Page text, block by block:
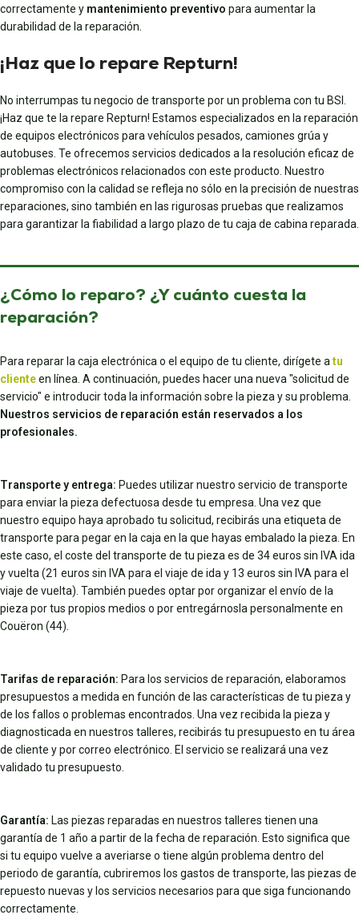
correctamente y mantenimiento preventivo para aumentar la
durabilidad de la reparación.
¡Haz que lo repare Repturn!
No interrumpas tu negocio de transporte por un problema con tu BSI.
¡Haz que te la repare Repturn! Estamos especializados en la reparación
de equipos electrónicos para vehículos pesados, camiones grúa y
autobuses. Te ofrecemos servicios dedicados a la resolución eficaz de
problemas electrónicos relacionados con este producto. Nuestro
compromiso con la calidad se refleja no sólo en la precisión de nuestras
reparaciones, sino también en las rigurosas pruebas que realizamos
para garantizar la fiabilidad a largo plazo de tu caja de cabina reparada.
¿Cómo lo reparo? ¿Y cuánto cuesta la
reparación?
Para reparar la caja electrónica o el equipo de tu cliente, dirígete atu
clienteen línea. A continuación, puedes hacer una nueva "solicitud de
servicio" e introducir toda la información sobre la pieza y su problema.
Nuestros servicios de reparación están reservados a los
profesionales.
Transporte y entrega: Puedes utilizar nuestro servicio de transporte
para enviar la pieza defectuosa desde tu empresa. Una vez que
nuestro equipo haya aprobado tu solicitud, recibirás una etiqueta de
transporte para pegar en la caja en la que hayas embalado la pieza. En
este caso, el coste del transporte de tu pieza es de 34 euros sin IVA ida
y vuelta (21 euros sin IVA para el viaje de ida y 13 euros sin IVA para el
viaje de vuelta). También puedes optar por organizar el envío de la
pieza por tus propios medios o por entregárnosla personalmente en
Couëron (44).
Tarifas de reparación: Para los servicios de reparación, elaboramos
presupuestos a medida en función de las características de tu pieza y
de los fallos o problemas encontrados. Una vez recibida la pieza y
diagnosticada en nuestros talleres, recibirás tu presupuesto en tu área
de cliente y por correo electrónico. El servicio se realizará una vez
validado tu presupuesto.
Garantía: Las piezas reparadas en nuestros talleres tienen una
garantía de 1 año a partir de la fecha de reparación. Esto significa que
si tu equipo vuelve a averiarse o tiene algún problema dentro del
periodo de garantía, cubriremos los gastos de transporte, las piezas de
repuesto nuevas y los servicios necesarios para que siga funcionando
correctamente.